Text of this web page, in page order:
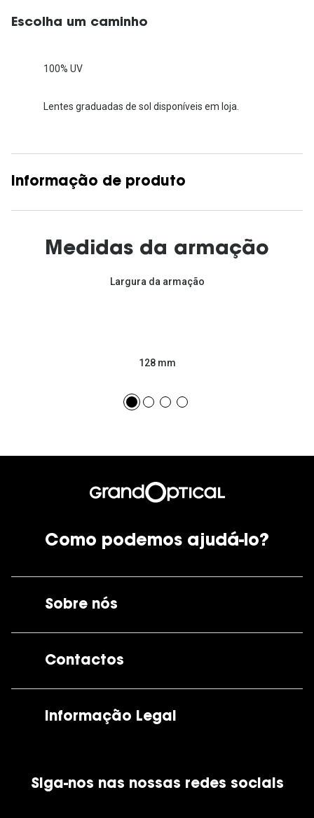
Escolha um caminho
100% UV
Lentes graduadas de sol disponíveis em loja.
Informação de produto
Medidas da armação
Largura da armação
128 mm
Como podemos ajudá-lo?
Sobre nós
Contactos
Informação Legal
Política de Cookies
Siga-nos nas nossas redes sociais